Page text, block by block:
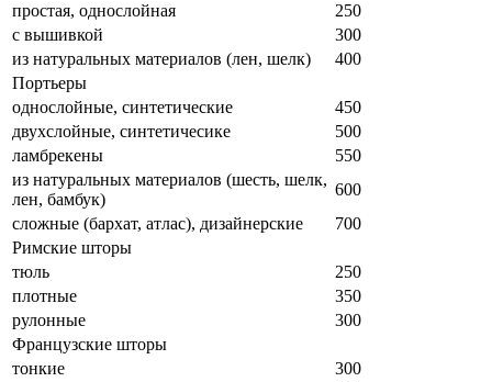
простая, однослойная
250
с вышивкой
300
из натуральных материалов (лен, шелк)
400
Портьеры
однослойные, синтетические
450
двухслойные, синтетичесике
500
ламбрекены
550
из натуральных материалов (шесть, шелк,
лен, бамбук)
600
сложные (бархат, атлас), дизайнерские
700
Римские шторы
тюль
250
плотные
350
рулонные
300
Французские шторы
тонкие
300